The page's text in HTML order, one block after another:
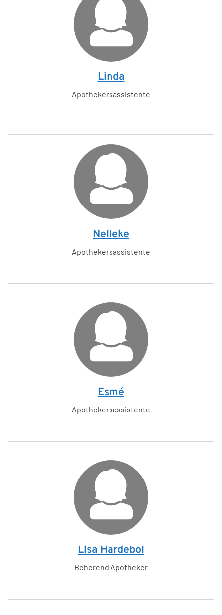
Linda
Apothekersassistente
Nelleke
Apothekersassistente
Esmé
Apothekersassistente
Lisa Hardebol
Beherend Apotheker